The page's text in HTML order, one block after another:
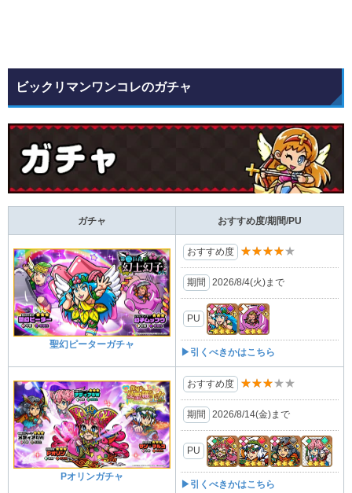
ビックリマンワンコレのガチャ
ガチャ おすすめ度/期間/PU
聖幻ピーターガチャ
おすすめ度 ★★★★★
期間 2026/8/4(⽕)まで
PU
▶引くべきかはこちら
Pオリンガチャ
おすすめ度 ★★★★★
期間 2026/8/14(金)まで
PU
▶引くべきかはこちら